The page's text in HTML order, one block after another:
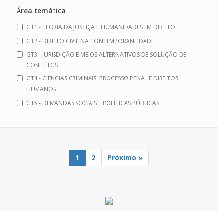
Área temática
GT1 - TEORIA DA JUSTIÇA E HUMANIDADES EM DIREITO
GT2 - DIREITO CIVIL NA CONTEMPORANEIDADE
GT3 - JURISDIÇÃO E MEIOS ALTERNATIVOS DE SOLUÇÃO DE
CONFLITOS
GT4 - CIÊNCIAS CRIMINAIS, PROCESSO PENAL E DIREITOS
HUMANOS
GT5 - DEMANDAS SOCIAIS E POLÍTICAS PÚBLICAS
1 2 Próximo »